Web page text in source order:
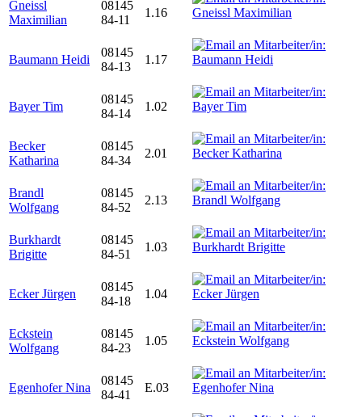
Gneissl
Maximilian
08145
84-11
1.16
Baumann Heidi
08145
84-13
1.17
Bayer Tim
08145
84-14
1.02
Becker
Katharina
08145
84-34
2.01
Brandl
Wolfgang
08145
84-52
2.13
Burkhardt
Brigitte
08145
84-51
1.03
Ecker Jürgen
08145
84-18
1.04
Eckstein
Wolfgang
08145
84-23
1.05
Egenhofer Nina
08145
84-41
E.03